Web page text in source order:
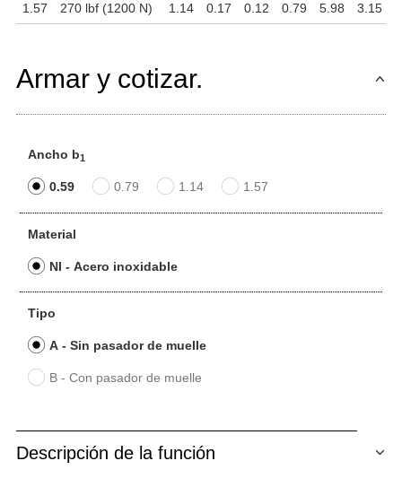
1.57 270 lbf (1200 N) 1.14 0.17 0.12 0.79 5.98 3.15
Armar y cotizar.
Ancho b1
0.59 0.79 1.14 1.57
Material
NI - Acero inoxidable
Tipo
A - Sin pasador de muelle
B - Con pasador de muelle
Descripción de la función